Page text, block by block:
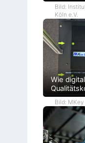
Bild:
Köln e.V.
Wie
Bild: